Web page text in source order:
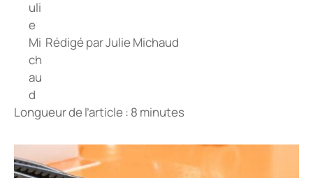
Rédigé parJulie Michaud
Longueur de l’article : 8 minutes